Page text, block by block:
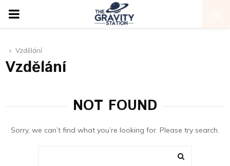
PRIMARY
Vzdělání
Vzdělání
NOT FOUND
Sorry, we can’t find what you’re looking for. Please try search.